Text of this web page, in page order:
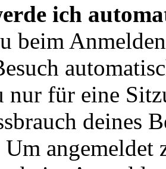
ich
beim
nur für eine
deines
angemeldet